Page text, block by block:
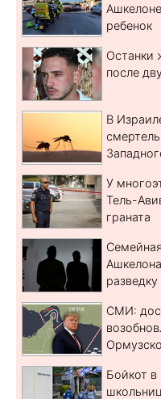
ребенок
Останки
после
В
У
Тель-
граната
разведку
СМИ:
Бойкот в